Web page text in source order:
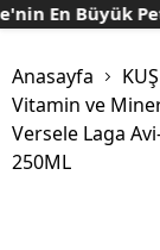
En Büyük Pet
Anasayfa KUŞ
Vitamin ve
Versele Laga
250ML